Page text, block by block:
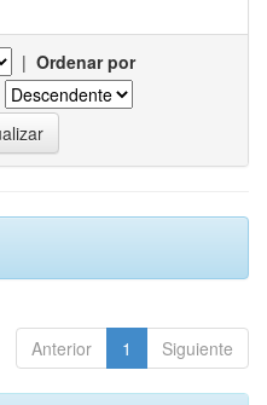
| Ordenar por
Anterior 1 Siguiente